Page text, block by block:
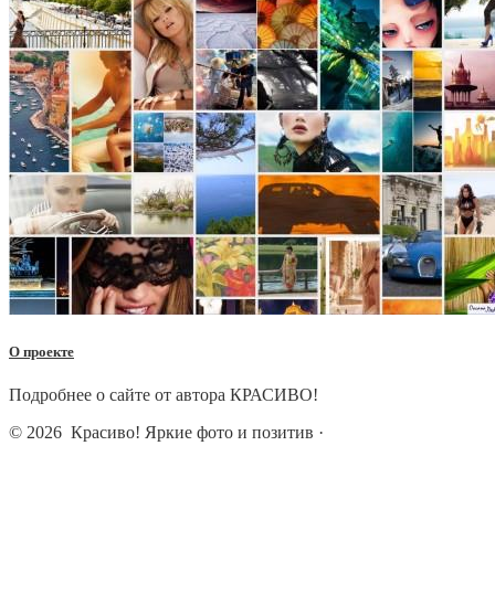
О проекте
Подробнее о сайте от автора КРАСИВО!
© 2026 Красиво! Яркие фото и позитив ·